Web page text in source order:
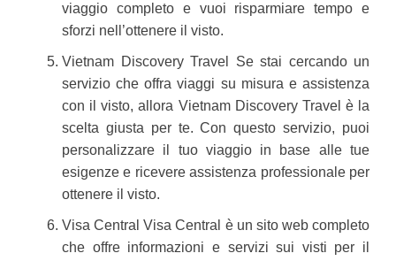
viaggio completo e vuoi risparmiare tempo e
sforzi nell’ottenere il visto.
Vietnam Discovery Travel Se stai cercando un
servizio che offra viaggi su misura e assistenza
con il visto, allora Vietnam Discovery Travel è la
scelta giusta per te. Con questo servizio, puoi
personalizzare il tuo viaggio in base alle tue
esigenze e ricevere assistenza professionale per
ottenere il visto.
Visa Central Visa Central è un sito web completo
che offre informazioni e servizi sui visti per il